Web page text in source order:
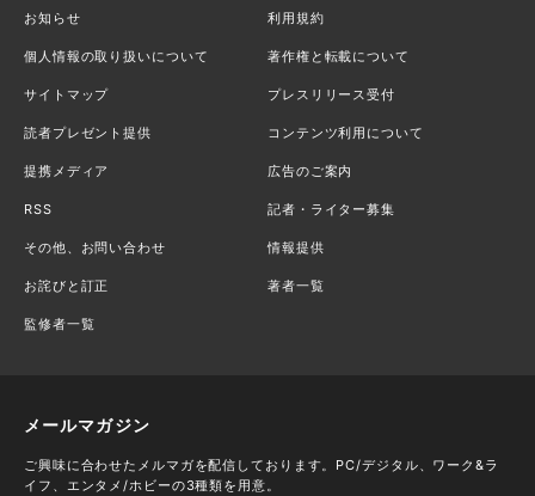
お知らせ 利用規約
個人情報の取り扱いについて 著作権と転載について
サイトマップ プレスリリース受付
読者プレゼント提供 コンテンツ利用について
提携メディア 広告のご案内
RSS 記者・ライター募集
その他、お問い合わせ 情報提供
お詫びと訂正 著者一覧
監修者一覧
メールマガジン
ご興味に合わせたメルマガを配信しております。PC/デジタル、ワーク&ラ
イフ、エンタメ/ホビーの3種類を用意。